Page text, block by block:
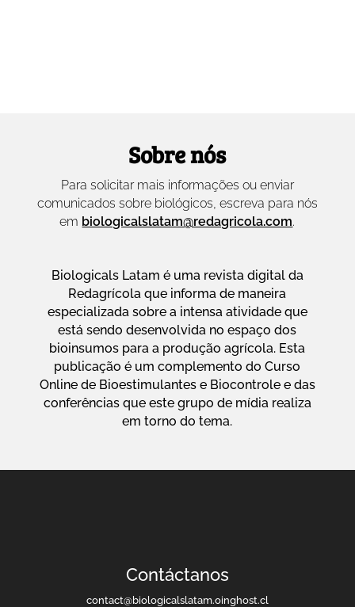
Sobre nós
Para solicitar mais informações ou enviar
comunicados sobre biológicos, escreva para nós
em biologicalslatam@redagricola.com.
Biologicals Latam é uma revista digital da
Redagrícola que informa de maneira
especializada sobre a intensa atividade que
está sendo desenvolvida no espaço dos
bioinsumos para a produção agrícola. Esta
publicação é um complemento do Curso
Online de Bioestimulantes e Biocontrole e das
conferências que este grupo de mídia realiza
em torno do tema.
Contáctanos
contact@biologicalslatam.oinghost.cl